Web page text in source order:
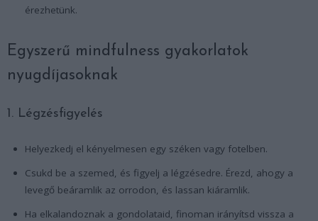
érezhetünk.
Egyszerű mindfulness gyakorlatok
nyugdíjasoknak
1. Légzésfigyelés
Helyezkedj el kényelmesen egy széken vagy fotelben.
Csukd be a szemed, és figyelj a légzésedre. Érezd, ahogy a
levegő beáramlik az orrodon, és lassan kiáramlik.
Ha elkalandoznak a gondolataid, finoman irányítsd vissza a